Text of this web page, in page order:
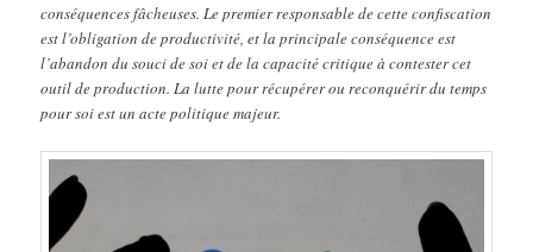
conséquences fâcheuses. Le premier responsable de cette confiscation
est l’obligation de productivité, et la principale conséquence est
l’abandon du souci de soi et de la capacité critique à contester cet
outil de production. La lutte pour récupérer ou reconquérir du temps
pour soi est un acte politique majeur.